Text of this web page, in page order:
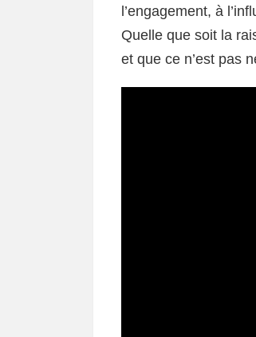
l’engagement, à
Quelle que soit la
et que ce n’est pas